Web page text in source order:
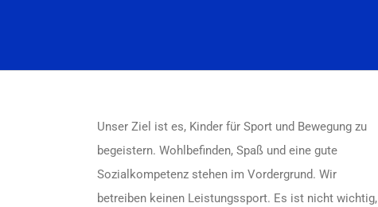
Unser Ziel ist es, Kinder für Sport und Bewegung zu
begeistern. Wohlbefinden, Spaß und eine gute
Sozialkompetenz stehen im Vordergrund. Wir
betreiben keinen Leistungssport. Es ist nicht wichtig,